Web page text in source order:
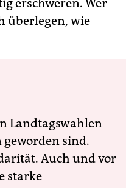
erschweren. Wer
überlegen, wie
Landtagswahlen
sind.
Auch und vor
starke